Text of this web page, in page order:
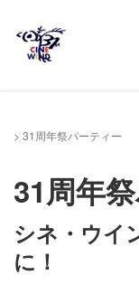
> 31周年祭パーティー
31周年
シネ・ウイ
に！